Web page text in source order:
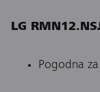
LG
Pogodna